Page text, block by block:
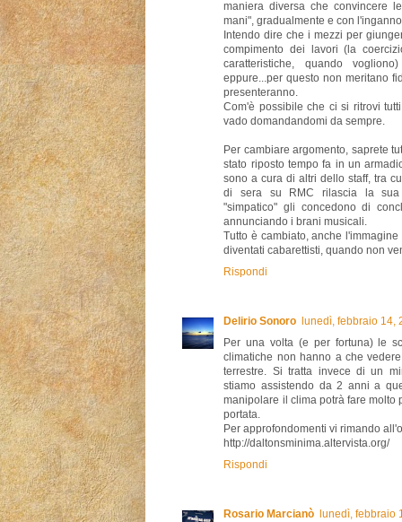
maniera diversa che convincere
mani", gradualmente e con
Intendo dire che i mezzi per
compimento dei lavori (la
caratteristiche, quando
eppure...per questo non meritano
presenteranno.
Com'è possibile che ci si ritrovi
vado domandandomi da sempre.
Per cambiare argomento, saprete
stato riposto tempo fa in un
sono a cura di altri dello staff, tra
di sera su RMC rilascia la
"simpatico" gli concedono di
annunciando i brani musicali.
Tutto è cambiato, anche
diventati cabarettisti, quando non
Rispondi
Delirio Sonoro
lunedì, febbraio 14,
Per una volta (e per fortuna) le
climatiche non hanno a che
terrestre. Si tratta invece di un
stiamo assistendo da 2 anni a
manipolare il clima potrà fare molto
portata.
Per approfondomenti vi rimando
http://daltonsminima.altervista.org/
Rispondi
Rosario Marcianò
lunedì, febbraio